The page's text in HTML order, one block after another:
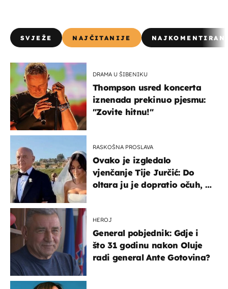
SVJEŽE NAJČITANIJE
DRAMA U ŠIBENIKU
Thompson usred koncerta
iznenada prekinuo pjesmu:
"Zovite hitnu!"
RASKOŠNA PROSLAVA
Ovako je izgledalo
vjenčanje Tije Jurčić: Do
oltara ju je dopratio očuh, a
HEROJ
General pobjednik: Gdje i
što 31 godinu nakon Oluje
radi general Ante Gotovina?